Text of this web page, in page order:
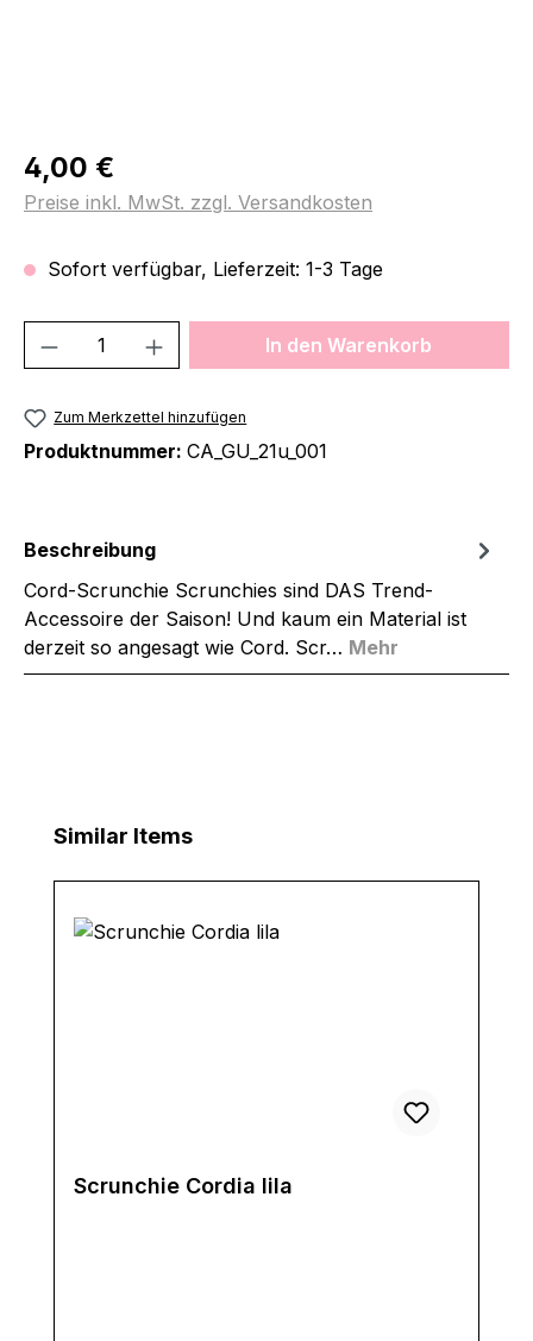
Regulärer Preis:
4,00 €
Preise inkl. MwSt. zzgl. Versandkosten
Sofort verfügbar, Lieferzeit: 1-3 Tage
Produkt Anzahl: Gib denIn den Warenkorb
Zum Merkzettel hinzufügen
Produktnummer: CA_GU_21u_001
Beschreibung
Cord-Scrunchie Scrunchies sind DAS Trend-
Accessoire der Saison! Und kaum ein Material ist
derzeit so angesagt wie Cord. Scr… Mehr
Produktgalerie überspringen
Similar Items
Scrunchie Cordia lila